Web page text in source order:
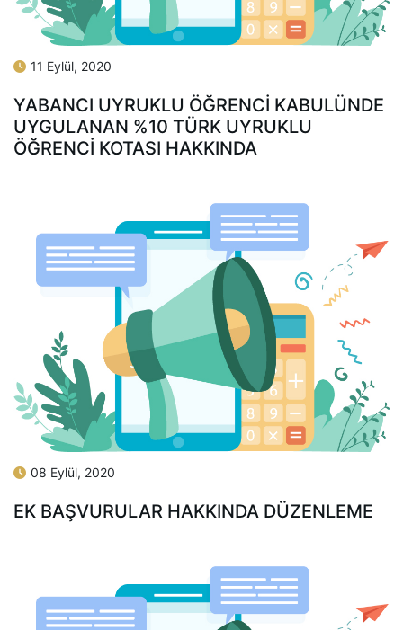
11 Eylül, 2020
YABANCI UYRUKLU ÖĞRENCI KABULÜNDE
UYGULANAN %10 TÜRK UYRUKLU
ÖĞRENCI KOTASI HAKKINDA
08 Eylül, 2020
EK BAŞVURULAR HAKKINDA DÜZENLEME